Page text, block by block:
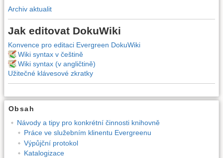
Archiv aktualit
Jak editovat DokuWiki
Konvence pro editaci Evergreen DokuWiki
Wiki syntax v češtině
Wiki syntax (v angličtině)
Užitečné klávesové zkratky
Obsah
Návody a tipy pro konkrétní činnosti knihovně
Práce ve služebním klinentu Evergreenu
Výpůjční protokol
Katalogizace